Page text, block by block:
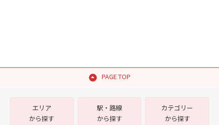
PAGE TOP
エリア
から探す
駅・路線
から探す
カテゴリー
から探す